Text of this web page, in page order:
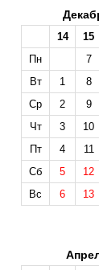
14 15
Пн
7
Вт
1 8
Ср
2 9
Чт
3 10
Пт
4 11
Сб
5 12
Вс
6 13